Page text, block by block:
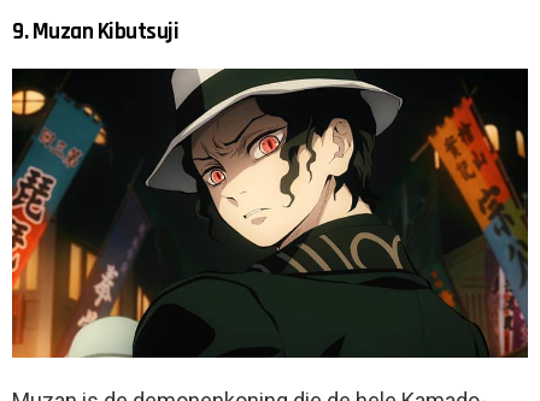
9. Muzan Kibutsuji